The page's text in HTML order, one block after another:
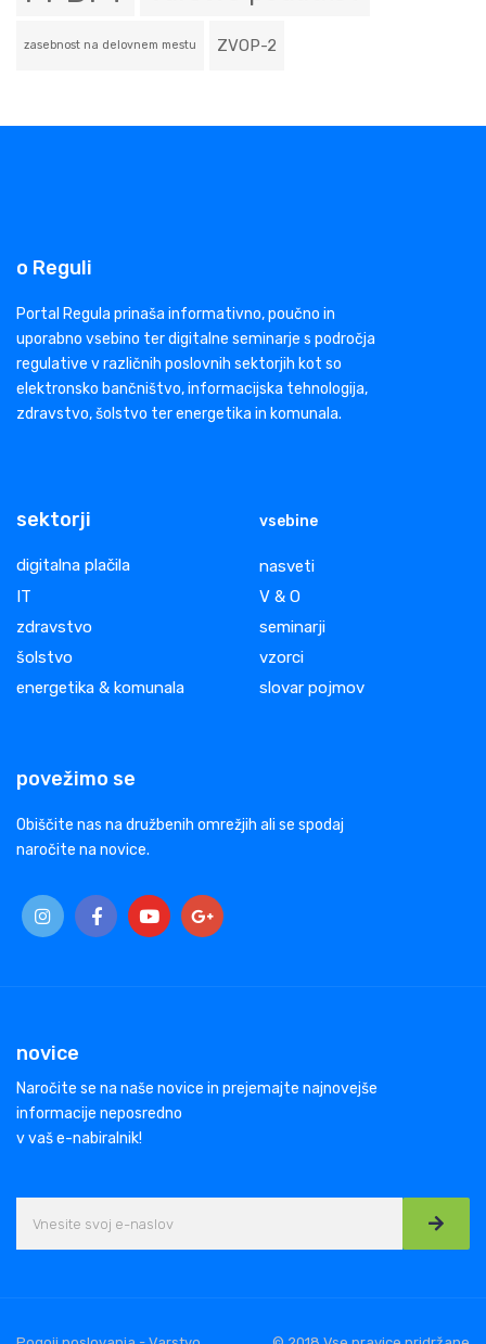
zasebnost na delovnem mestu ZVOP-2
o Reguli
Portal Regula prinaša informativno, poučno in
uporabno vsebino ter digitalne seminarje s področja
regulative v različnih poslovnih sektorjih kot so
elektronsko bančništvo, informacijska tehnologija,
zdravstvo, šolstvo ter energetika in komunala.
sektorji
digitalna plačila
IT
zdravstvo
šolstvo
energetika & komunala
vsebine
nasveti
V & O
seminarji
vzorci
slovar pojmov
povežimo se
Obiščite nas na družbenih omrežjih ali se spodaj
naročite na novice.
novice
Naročite se na naše novice in prejemajte najnovejše
informacije neposredno
v vaš e-nabiralnik!